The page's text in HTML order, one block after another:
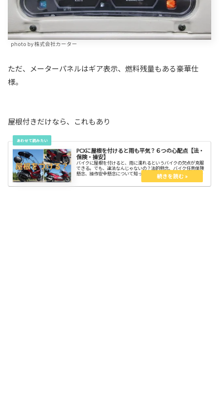
photo by 株式会社カーター
ただ、メーターパネルはギア表示、燃料残量もある豪華仕
様。
屋根付きだけなら、これもあり
PCXに屋根を付けると雨も平気？６つの心配点【法・
保険・操安】
バイクに屋根を付けると、雨に濡れるというバイクの欠点が克服
できる。でも、違法なんじゃないの？法的懸念、バイク任意保険
懸念、操作安全懸念について知って、スッキリしよう。ミニマリ
ストのモビリティに対する１つの結論が屋根付きバイクなので